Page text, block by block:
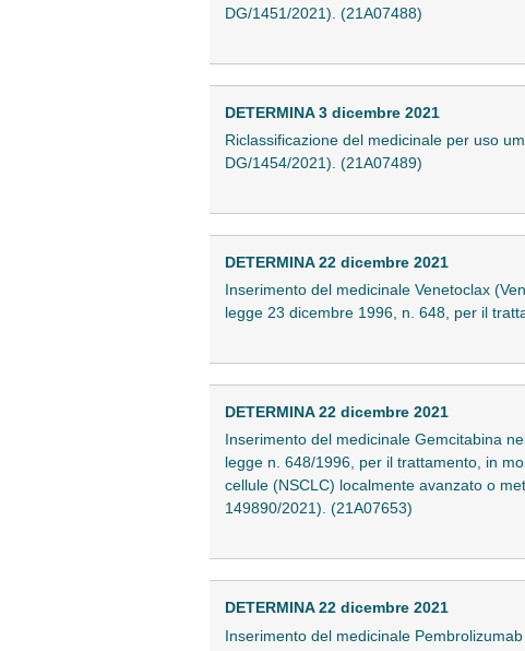
DG/1451/2021). (21A07488)
DETERMINA 3 dicembre 2021
Riclassificazione del medicinale per uso
DG/1454/2021). (21A07489)
DETERMINA 22 dicembre 2021
Inserimento del medicinale Venetoclax
legge 23 dicembre 1996, n. 648, per il
DETERMINA 22 dicembre 2021
Inserimento del medicinale Gemcitabina
legge n. 648/1996, per il trattamento, in
cellule (NSCLC) localmente avanzato o
149890/2021). (21A07653)
DETERMINA 22 dicembre 2021
Inserimento del medicinale